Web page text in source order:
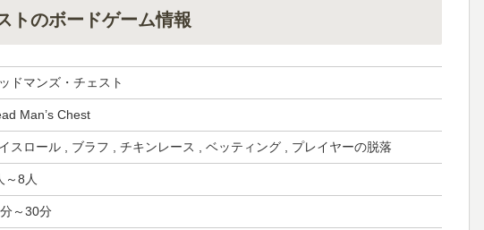
トのボードゲーム情報
ドマンズ・チェスト
Man’s Chest
スロール , ブラフ , チキンレース , ベッティング , プレイヤーの脱落
～8人
～30分